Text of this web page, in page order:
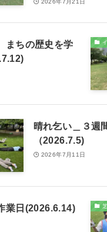
2026年7月21日
まちの歴史を学
晴れ乞い＿３週
（2026.7.5)
2026年7月11日
業日(2026.6.14)